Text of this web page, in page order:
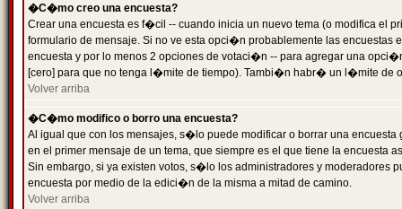
�C�mo creo una encuesta?
Crear una encuesta es f�cil -- cuando inicia un nuevo tema (o modifica el
formulario de mensaje. Si no ve esta opci�n probablemente las
encuesta y por lo menos 2 opciones de votaci�n -- para agregar una
[cero] para que no tenga l�mite de tiempo). Tambi�n habr� un l�mite de
Volver arriba
�C�mo modifico o borro una encuesta?
Al igual que con los mensajes, s�lo puede modificar o borrar una
en el primer mensaje de un tema, que siempre es el que tiene la encuesta
Sin embargo, si ya existen votos, s�lo los administradores y moderadores
encuesta por medio de la edici�n de la misma a mitad de camino.
Volver arriba